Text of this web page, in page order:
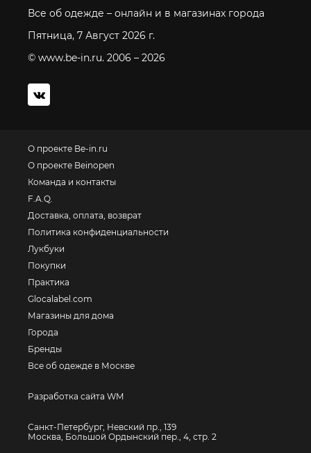
Все об одежде – онлайн и в магазинах города
Пятница, 7 Август 2026 г.
© www.be-in.ru. 2006 – 2026
О проекте Be-in.ru
О проекте Beinopen
Команда и контакты
F.A.Q.
Доставка, оплата, возврат
Политика конфиденциальности
Лукбуки
Покупки
Практика
Glocalabel.com
Магазины для дома
Города
Бренды
Все об одежде в Москве
Разработка сайта WM
Санкт-Петербург, Невский пр., 139
Москва, Большой Ордынский пер., 4, стр. 2